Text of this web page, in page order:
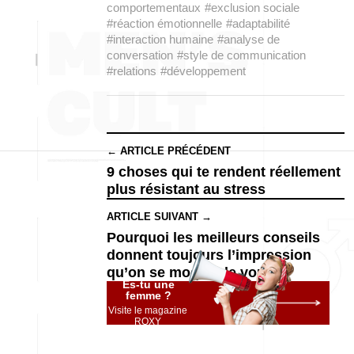
comportementaux #exclusion sociale
#réaction émotionnelle #adaptabilité
#interaction humaine #analyse de
conversation #style de communication
#relations #développement
← ARTICLE PRÉCÉDENT
9 choses qui te rendent réellement
plus résistant au stress
ARTICLE SUIVANT →
Pourquoi les meilleurs conseils
donnent toujours l’impression
qu’on se moque de vous
Es-tu une
femme ?
Visite le magazine
ROXY